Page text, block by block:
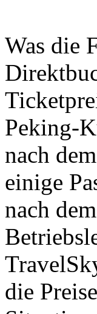
Was die
Peking-
nach
einige
nach
die